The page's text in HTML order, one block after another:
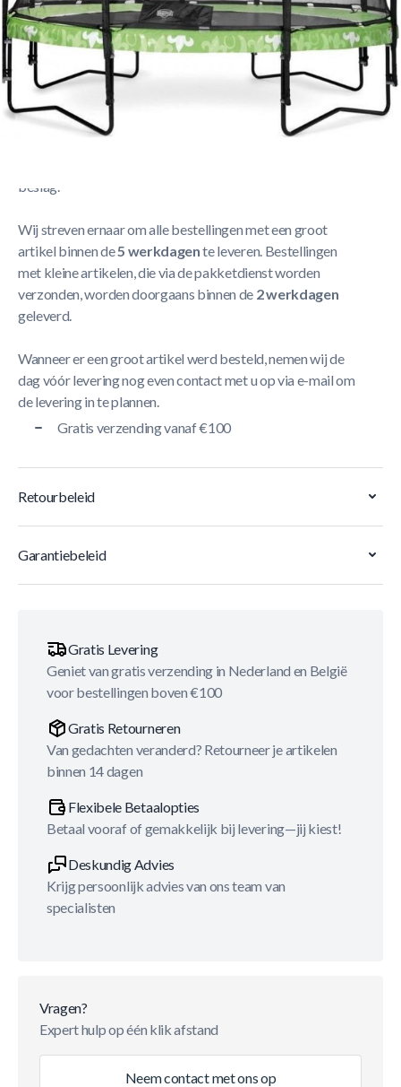
Korte Beschrijving
Net 330 los JSMeer Lezen
Verzendbeleid
beslag.
Wij streven ernaar om alle bestellingen met een groot
artikel binnen de5 werkdagente leveren. Bestellingen
met kleine artikelen, die via de pakketdienst worden
verzonden, worden doorgaans binnen de 2 werkdagen
geleverd.
Wanneer er een groot artikel werd besteld, nemen wij de
dag vóór levering nog even contact met u op via e-mail om
de levering in te plannen.
Gratis verzending vanaf €100
Retourbeleid
Garantiebeleid
Gratis Levering
Geniet van gratis verzending in Nederland en België
voor bestellingen boven €100
Gratis Retourneren
Van gedachten veranderd? Retourneer je artikelen
binnen 14 dagen
Flexibele Betaalopties
Betaal vooraf of gemakkelijk bij levering—jij kiest!
Deskundig Advies
Krijg persoonlijk advies van ons team van
specialisten
Vragen?
Expert hulp op één klik afstand
Neem contact met ons op